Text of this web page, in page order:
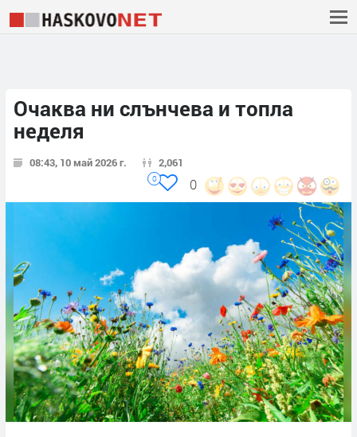
Очаква ни слънчева и топла
неделя
08:43, 10 май 2026 г. 2,061
0
0